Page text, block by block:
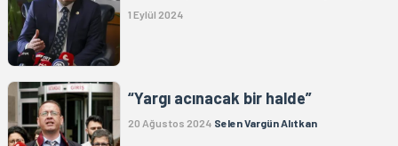
1 Eylül 2024
“Yargı acınacak bir halde”
20 Ağustos 2024 Selen Vargün Alıtkan